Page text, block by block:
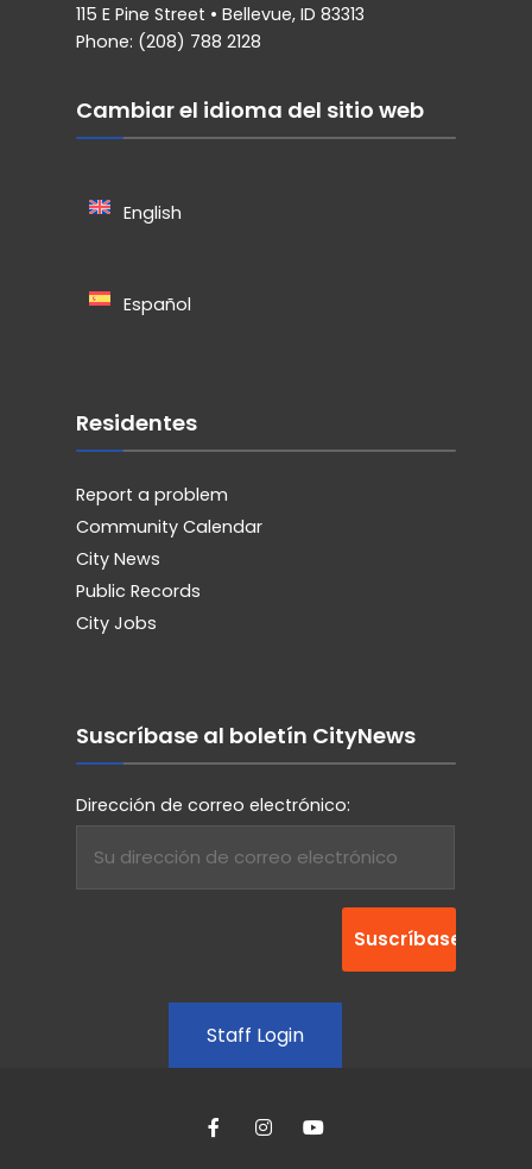
115 E Pine Street • Bellevue, ID 83313
Phone: (208) 788 2128
Cambiar el idioma del sitio web
English
Español
Residentes
Report a problem
Community Calendar
City News
Public Records
City Jobs
Suscríbase al boletín CityNews
Dirección de correo electrónico:
Staff Login